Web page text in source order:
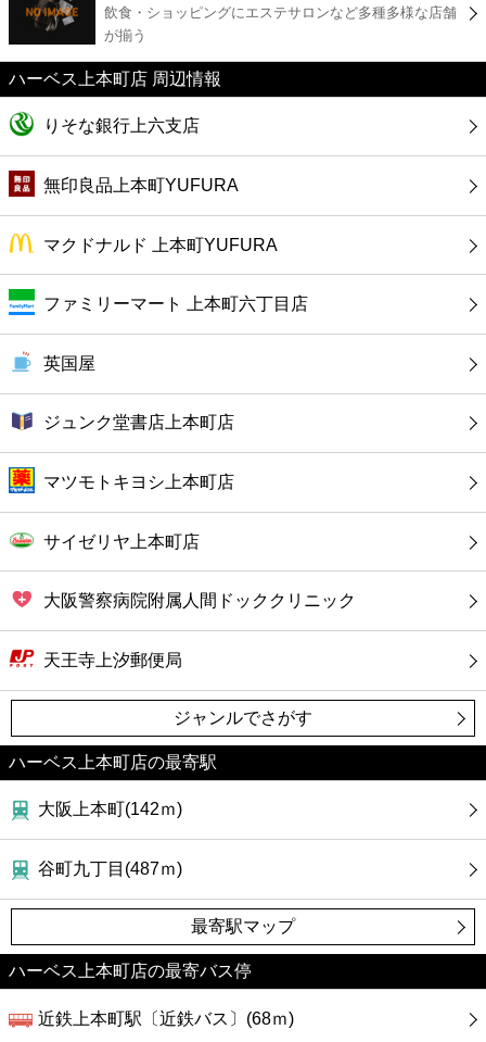
カフェ
ショッピング
銀行
公共
病院
ホテル
飲食・ショッピングにエステサロンなど多種多様な店舗
が揃う
ハーベス上本町店 周辺情報
りそな銀行上六支店
無印良品上本町YUFURA
マクドナルド 上本町YUFURA
ファミリーマート 上本町六丁目店
英国屋
ジュンク堂書店上本町店
マツモトキヨシ上本町店
サイゼリヤ上本町店
大阪警察病院附属人間ドッククリニック
天王寺上汐郵便局
ジャンルでさがす
ハーベス上本町店の最寄駅
大阪上本町(142ｍ)
谷町九丁目(487ｍ)
最寄駅マップ
ハーベス上本町店の最寄バス停
近鉄上本町駅〔近鉄バス〕(68ｍ)